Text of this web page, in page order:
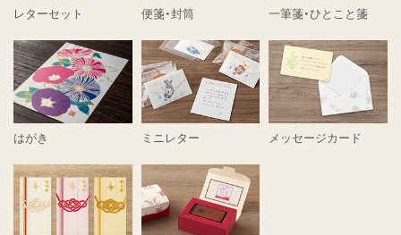
レターセット 便箋・封筒 一筆箋・ひとこと箋
はがき ミニレター メッセージカード